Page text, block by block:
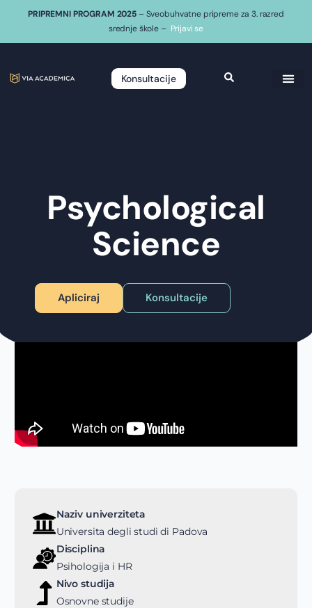
PRIPREMNI PROGRAM 2025 – Sveobuhvatne pripreme za 3. razred
srednje škole – Prijavi se
Konsultacije
Psychological
Science
Apliciraj Konsultacije
Naziv univerziteta
Universita degli studi di Padova
Disciplina
Psihologija i HR
Nivo studija
Osnovne studije